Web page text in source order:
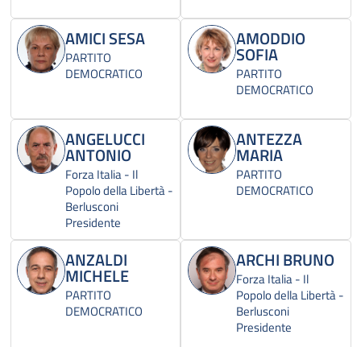
AMICI SESA
PARTITO
DEMOCRATICO
AMODDIO
SOFIA
PARTITO
DEMOCRATICO
ANGELUCCI
ANTONIO
Forza Italia - Il
Popolo della Libertà -
Berlusconi
Presidente
ANTEZZA
MARIA
PARTITO
DEMOCRATICO
ANZALDI
MICHELE
PARTITO
DEMOCRATICO
ARCHI BRUNO
Forza Italia - Il
Popolo della Libertà -
Berlusconi
Presidente